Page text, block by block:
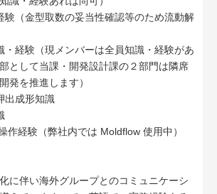
験（金型取数の妥当性確認等のため流動解
・経験（現メンバーは全員知識・経験があ
として当課・開発設計課の２部門は隣席
発を推進します）
出成形知識
作経験（弊社内では Moldflow 使用中）
に伴い海外グループとのコミュニケーシ